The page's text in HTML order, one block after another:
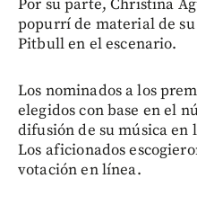
Por su parte, Christina
popurrí de material de
Pitbull en el escenario.
Los nominados a los
elegidos con base en el
difusión de su música en
Los aficionados
votación en línea.